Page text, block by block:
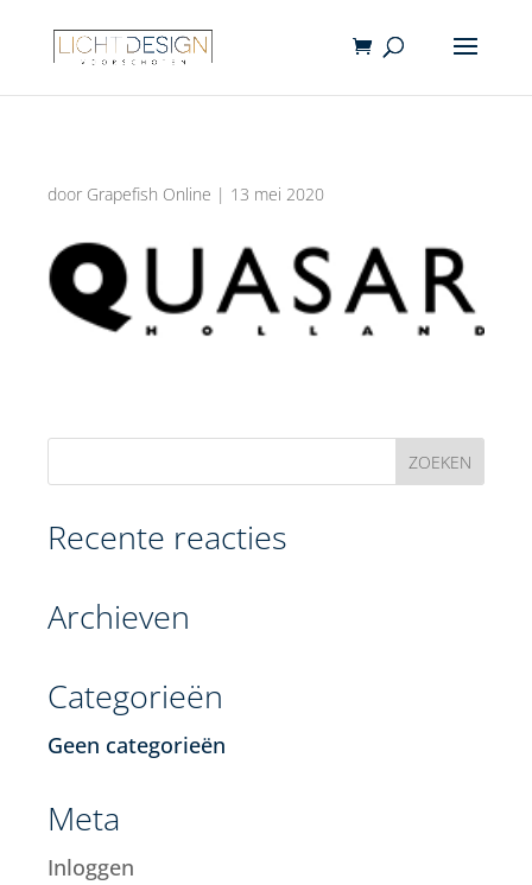
door Grapefish Online | 13 mei 2020
Recente reacties
Archieven
Categorieën
Geen categorieën
Meta
Inloggen